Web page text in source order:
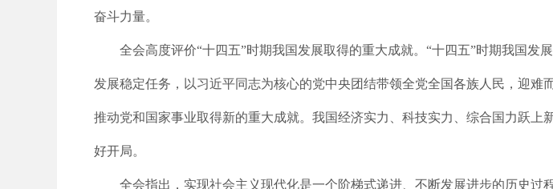
奋斗力量。
全会高度评价“十四五”时期我国发展取得的重大成就。“十四五”时期我国
发展稳定任务，以习近平同志为核心的党中央团结带领全党全国各族人民，迎
推动党和国家事业取得新的重大成就。我国经济实力、科技实力、综合国力跃
好开局。
全会指出，实现社会主义现代化是一个阶梯式递进、不断发展进步的历史